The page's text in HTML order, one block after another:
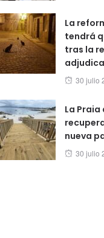
La
tendrá
tras la
Posted
30 julio
La
nueva
Posted
30 julio